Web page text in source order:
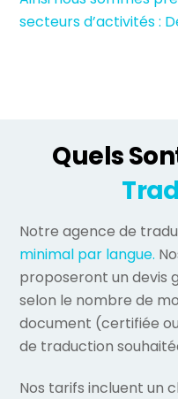
secteurs d’activités :
Quels
Notre agence de
minimal par langue.
proposeront un devis
selon le nombre de
document (certifiée
de traduction
Nos tarifs incluent un